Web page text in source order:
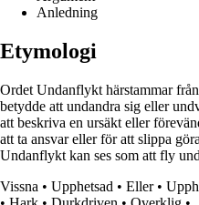
Anledning
Etymologi
Ordet Undanflykt härstammar
betydde att undandra sig eller
att beskriva en ursäkt eller
att ta ansvar eller för att slippa
Undanflykt kan ses som att fly
Vissna • Upphetsad • Eller•